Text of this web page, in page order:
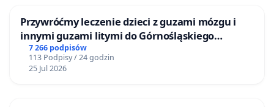
Przywróćmy leczenie dzieci z guzami mózgu i
innymi guzami litymi do Górnośląskiego
Centrum Zdrowia Dziecka w Katowicach
7 266 podpisów
113 Podpisy / 24 godzin
25 Jul 2026